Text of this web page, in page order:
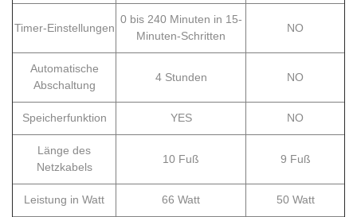
Timer-Einstellungen
0 bis 240 Minuten in 15-
Minuten-Schritten
NO
Automatische
Abschaltung
4 Stunden NO
Speicherfunktion YES NO
Länge des
Netzkabels
10 Fuß 9 Fuß
Leistung in Watt 66 Watt 50 Watt